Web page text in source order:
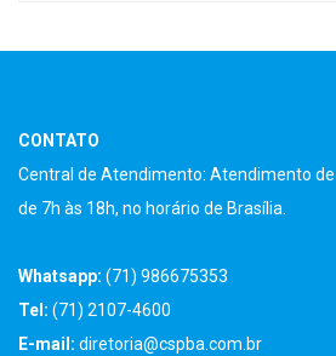
CONTATO
Central de Atendimento: Atendimento
de 7h às 18h, no horário de Brasília.
Whatsapp: (71) 986675353
Tel: (71) 2107-4600
E-mail: diretoria@cspba.com.br